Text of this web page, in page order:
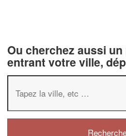
Ou cherchez aussi
entrant votre ville,